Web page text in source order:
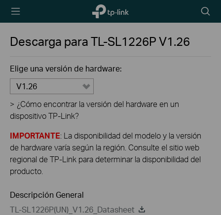
TP-Link,
Reliably
icon
Descarga paraTL-SL1226PV1.26
Elige una versión de hardware:
V1.26
> ¿Cómo encontrar la versión del hardware en un
dispositivo TP-Link?
IMPORTANTE: La disponibilidad del modelo y la versión
de hardware varía según la región. Consulte el sitio web
regional de TP-Link para determinar la disponibilidad del
producto.
Descripción General
TL-SL1226P(UN)_V1.26_Datasheet